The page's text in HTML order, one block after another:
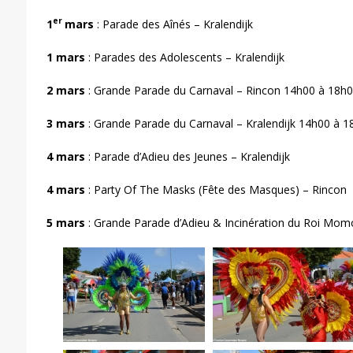
1er mars : Parade des Aînés – Kralendijk
1 mars : Parades des Adolescents – Kralendijk
2 mars : Grande Parade du Carnaval – Rincon 14h00 à
3 mars : Grande Parade du Carnaval – Kralendijk 14h00 à
4 mars : Parade d’Adieu des Jeunes – Kralendijk
4 mars : Party Of The Masks (Fête des Masques) – Rincon
5 mars : Grande Parade d’Adieu & Incinération du Roi